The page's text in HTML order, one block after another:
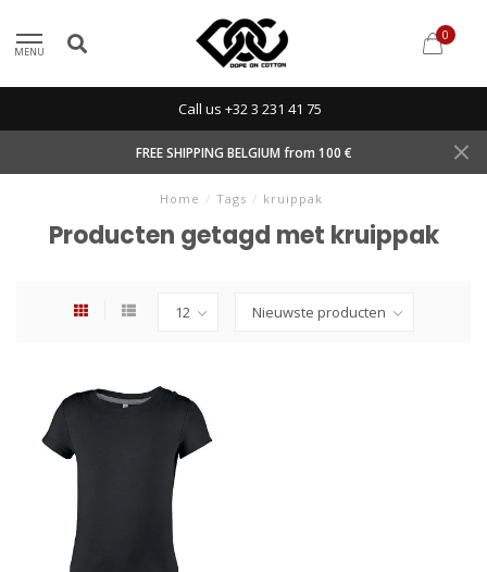
MENU
0
Call us +32 3 231 41 75
FREE SHIPPING BELGIUM from 100 €
Home / Tags / kruippak
Producten getagd met kruippak